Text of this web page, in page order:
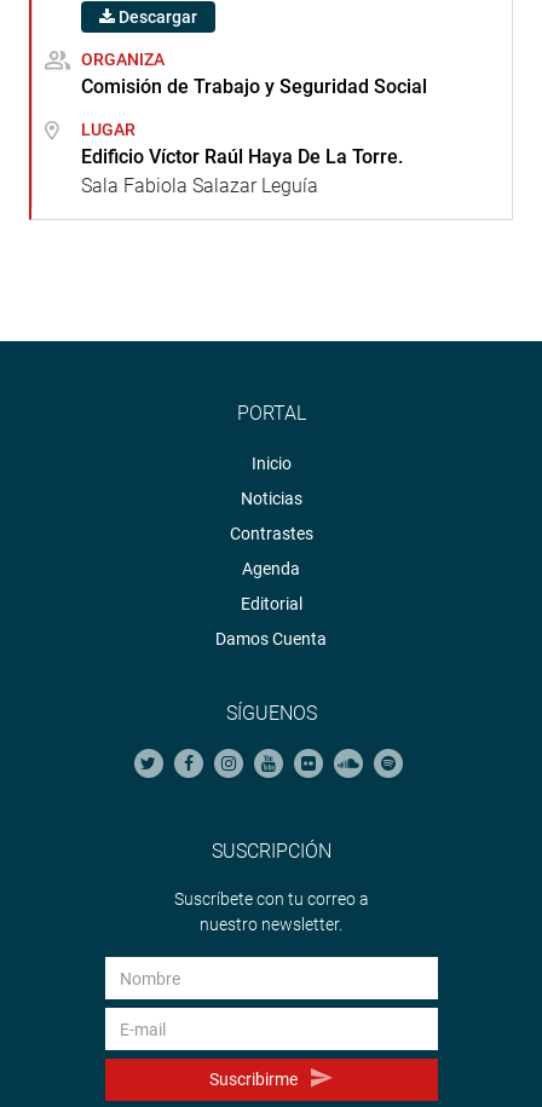
Descargar
ORGANIZA
Comisión de Trabajo y Seguridad Social
LUGAR
Edificio Víctor Raúl Haya De La Torre.
Sala Fabiola Salazar Leguía
PORTAL
Inicio
Noticias
Contrastes
Agenda
Editorial
Damos Cuenta
SÍGUENOS
SUSCRIPCIÓN
Suscríbete con tu correo a
nuestro newsletter.
Suscribirme